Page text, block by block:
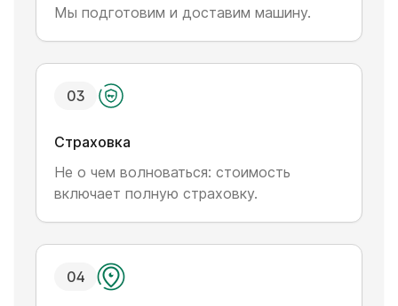
Мы подготовим и доставим машину.
03
Страховка
Не о чем волноваться: стоимость
включает полную страховку.
04